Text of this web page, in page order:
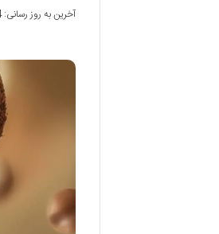
آخرین به روز رسانی: 12/08/1404